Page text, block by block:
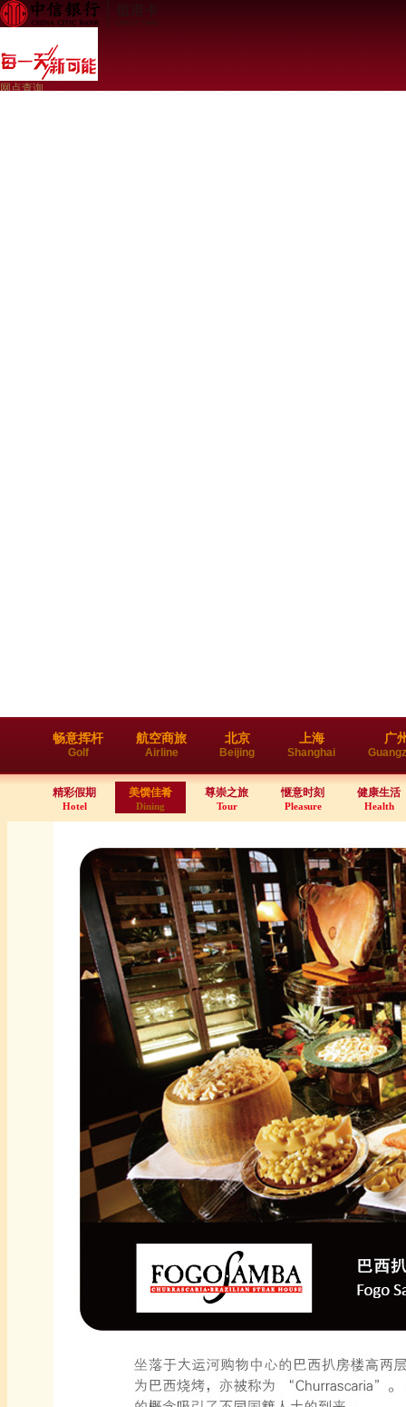
网点查询
畅意挥杆
Golf
航空商旅
Airline
北京
Beijing
上海
Shanghai
广
精彩假期
Hotel
美馔佳肴
Dining
尊崇之旅
Tour
惬意时刻
Pleasure
健康生活
Health